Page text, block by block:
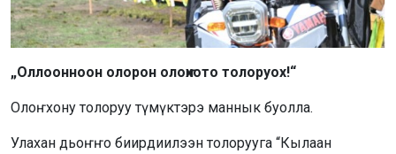
„Оллоонноон олорон олоҥхото толоруох!“
Олоҥхону толоруу түмүктэрэ маннык буолла.
Улахан дьоҥҥо биирдиилээн толорууга “Кылаан